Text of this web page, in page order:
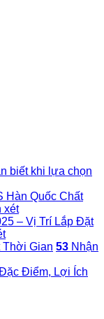
biết khi lựa chọn
Hàn Quốc Chất
xét
– Vị Trí Lắp Đặt
Gian 53 Nhận
Điểm, Lợi Ích